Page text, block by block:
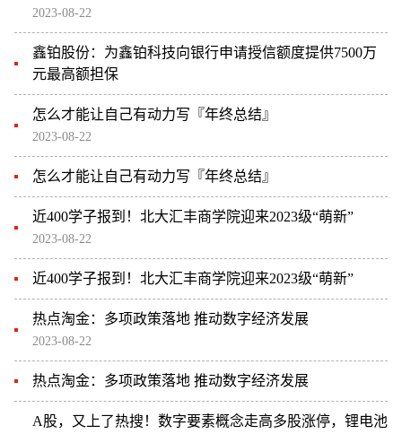
2023-08-22
鑫铂股份：为鑫铂科技向银行申请授信额度提供7500万
元最高额担保
怎么才能让自己有动力写『年终总结』
2023-08-22
怎么才能让自己有动力写『年终总结』
近400学子报到！北大汇丰商学院迎来2023级“萌新”
2023-08-22
近400学子报到！北大汇丰商学院迎来2023级“萌新”
热点淘金：多项政策落地 推动数字经济发展
2023-08-22
热点淘金：多项政策落地 推动数字经济发展
A股，又上了热搜！数字要素概念走高多股涨停，锂电池